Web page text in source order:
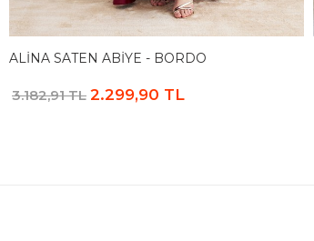
ALINA SATEN ABIYE - BORDO
3.182,91 TL 2.299,90 TL